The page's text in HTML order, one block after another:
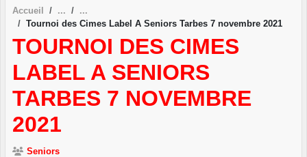
Accueil
Tournoi des Cimes Label A Seniors Tarbes 7 novembre 2021
TOURNOI DES CIMES
LABEL A SENIORS
TARBES 7 NOVEMBRE
2021
Seniors